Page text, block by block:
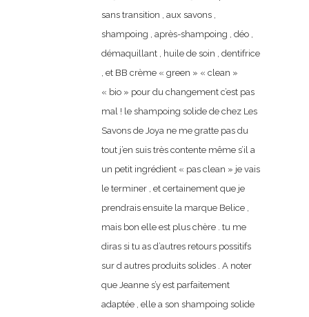
sans transition , aux savons ,
shampoing , après-shampoing , déo ,
démaquillant , huile de soin , dentifrice
, et BB crème « green » « clean »
« bio » pour du changement c’est pas
mal ! le shampoing solide de chez Les
Savons de Joya ne me gratte pas du
tout j’en suis très contente même s’il a
un petit ingrédient « pas clean » je vais
le terminer , et certainement que je
prendrais ensuite la marque Belice ,
mais bon elle est plus chère . tu me
diras si tu as d’autres retours possitifs
sur d autres produits solides . A noter
que Jeanne s’y est parfaitement
adaptée , elle a son shampoing solide